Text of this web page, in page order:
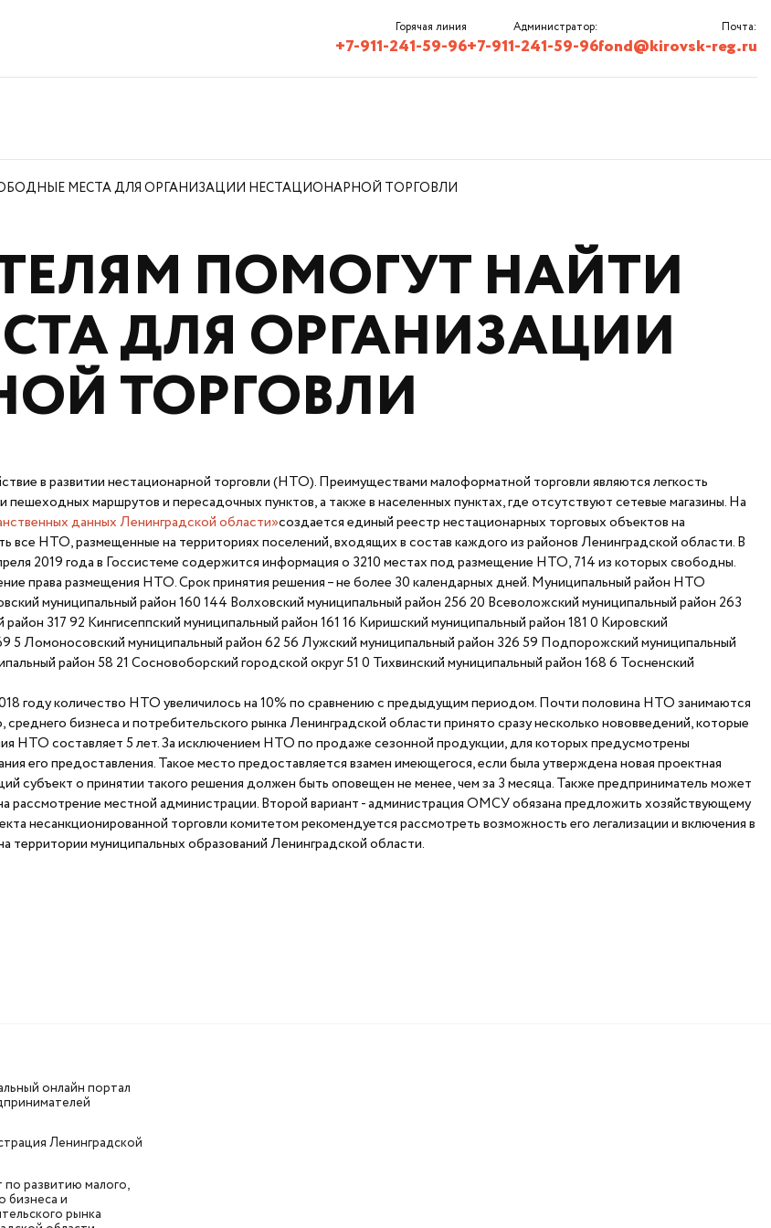
Горячая линия
+7-911-241-59-96
Администратор:
+7-911-241-59-96
Почта:
fond@kirovsk-reg.ru
МЕСТА ДЛЯ ОРГАНИЗАЦИИ НЕСТАЦИОНАРНОЙ ТОРГОВЛИ
ПОМОГУТ НАЙТИ
ДЛЯ ОРГАНИЗАЦИИ
ТОРГОВЛИ
в развитии нестационарной торговли (НТО). Преимуществами малоформатной торговли являются легкость
маршрутов и пересадочных пунктов, а также в населенных пунктах, где отсутствуют сетевые магазины. На
данных Ленинградской области»создается единый реестр нестационарных торговых объектов на
все НТО, размещенные на территориях поселений, входящих в состав каждого из районов Ленинградской области. В
2019 года в Госсистеме содержится информация о 3210 местах под размещение НТО, 714 из которых свободны.
права размещения НТО. Срок принятия решения – не более 30 календарных дней. Муниципальный район НТО
муниципальный район 160 144 Волховский муниципальный район 256 20 Всеволожский муниципальный район 263
317 92 Кингисеппский муниципальный район 161 16 Киришский муниципальный район 181 0 Кировский
5 Ломоносовский муниципальный район 62 56 Лужский муниципальный район 326 59 Подпорожский муниципальный
район 58 21 Сосновоборский городской округ 51 0 Тихвинский муниципальный район 168 6 Тосненский
году количество НТО увеличилось на 10% по сравнению с предыдущим периодом. Почти половина НТО занимаются
бизнеса и потребительского рынка Ленинградской области принято сразу несколько нововведений, которые
НТО составляет 5 лет. За исключением НТО по продаже сезонной продукции, для которых предусмотрены
его предоставления. Такое место предоставляется взамен имеющегося, если была утверждена новая проектная
субъект о принятии такого решения должен быть оповещен не менее, чем за 3 месяца. Также предприниматель может
рассмотрение местной администрации. Второй вариант - администрация ОМСУ обязана предложить хозяйствующему
несанкционированной торговли комитетом рекомендуется рассмотреть возможность его легализации и включения в
муниципальных образований Ленинградской области.
онлайн портал
Ленинградской
по развитию малого,
бизнеса и
рынка